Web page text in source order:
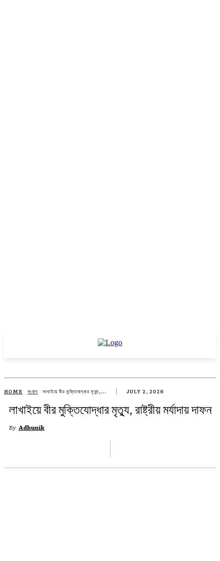
HOME সংবাদ লাখাইয়ে বীর মুক্তিযোদ্ধার মৃত্যু,... JULY 2, 2026
লাখাইয়ে বীর মুক্তিযোদ্ধার মৃত্যু, রাষ্ট্রীয় মর্যাদায় দাফন
By Adhunik